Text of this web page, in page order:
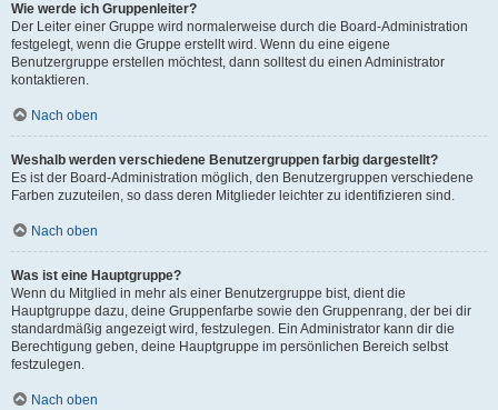
Wie werde ich Gruppenleiter?
Der Leiter einer Gruppe wird normalerweise durch die Board-Administration
festgelegt, wenn die Gruppe erstellt wird. Wenn du eine eigene
Benutzergruppe erstellen möchtest, dann solltest du einen Administrator
kontaktieren.
Nach oben
Weshalb werden verschiedene Benutzergruppen farbig dargestellt?
Es ist der Board-Administration möglich, den Benutzergruppen verschiedene
Farben zuzuteilen, so dass deren Mitglieder leichter zu identifizieren sind.
Nach oben
Was ist eine Hauptgruppe?
Wenn du Mitglied in mehr als einer Benutzergruppe bist, dient die
Hauptgruppe dazu, deine Gruppenfarbe sowie den Gruppenrang, der bei dir
standardmäßig angezeigt wird, festzulegen. Ein Administrator kann dir die
Berechtigung geben, deine Hauptgruppe im persönlichen Bereich selbst
festzulegen.
Nach oben